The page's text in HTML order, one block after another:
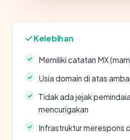
Kelebihan
Memiliki catatan MX
Usia domain di atas
Tidak ada jejak
mencurigakan
Infrastruktur merespons